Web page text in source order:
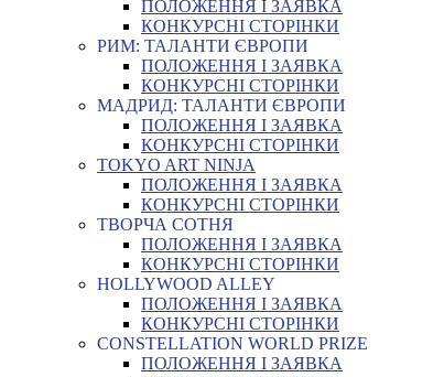
ПОЛОЖЕННЯ І ЗАЯВКА
КОНКУРСНІ СТОРІНКИ
РИМ: ТАЛАНТИ ЄВРОПИ
ПОЛОЖЕННЯ І ЗАЯВКА
КОНКУРСНІ СТОРІНКИ
МАДРИД: ТАЛАНТИ ЄВРОПИ
ПОЛОЖЕННЯ І ЗАЯВКА
КОНКУРСНІ СТОРІНКИ
TOKYO ART NINJA
ПОЛОЖЕННЯ І ЗАЯВКА
КОНКУРСНІ СТОРІНКИ
ТВОРЧА СОТНЯ
ПОЛОЖЕННЯ І ЗАЯВКА
КОНКУРСНІ СТОРІНКИ
HOLLYWOOD ALLEY
ПОЛОЖЕННЯ І ЗАЯВКА
КОНКУРСНІ СТОРІНКИ
CONSTELLATION WORLD PRIZE
ПОЛОЖЕННЯ І ЗАЯВКА